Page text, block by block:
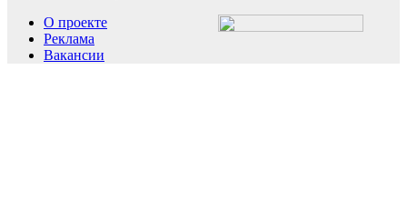
О проекте
Реклама
Вакансии